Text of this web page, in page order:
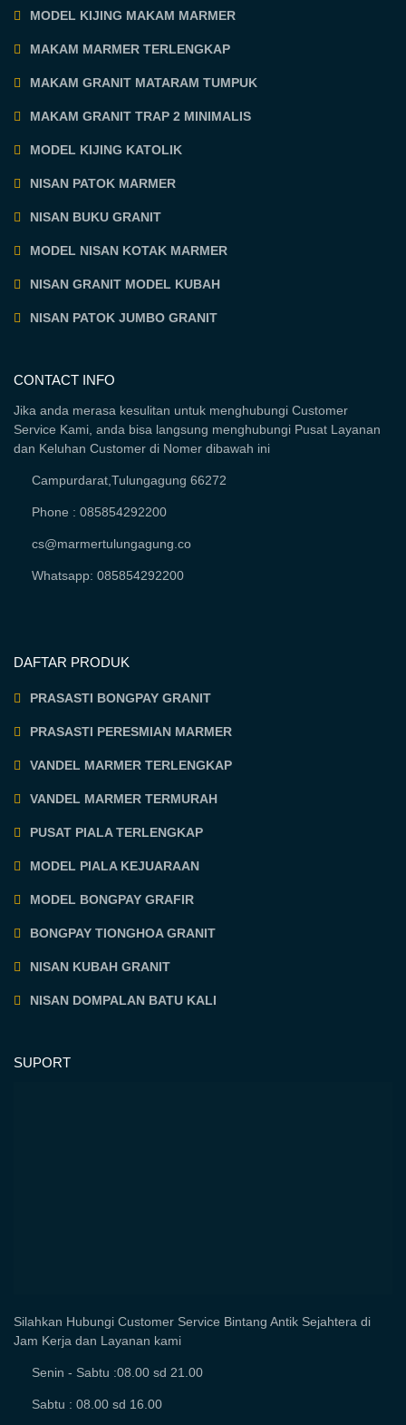
MODEL KIJING MAKAM MARMER
MAKAM MARMER TERLENGKAP
MAKAM GRANIT MATARAM TUMPUK
MAKAM GRANIT TRAP 2 MINIMALIS
MODEL KIJING KATOLIK
NISAN PATOK MARMER
NISAN BUKU GRANIT
MODEL NISAN KOTAK MARMER
NISAN GRANIT MODEL KUBAH
NISAN PATOK JUMBO GRANIT
CONTACT INFO
Jika anda merasa kesulitan untuk menghubungi Customer
Service Kami, anda bisa langsung menghubungi Pusat Layanan
dan Keluhan Customer di Nomer dibawah ini
Campurdarat,Tulungagung 66272
Phone : 085854292200
cs@marmertulungagung.co
Whatsapp: 085854292200
DAFTAR PRODUK
PRASASTI BONGPAY GRANIT
PRASASTI PERESMIAN MARMER
VANDEL MARMER TERLENGKAP
VANDEL MARMER TERMURAH
PUSAT PIALA TERLENGKAP
MODEL PIALA KEJUARAAN
MODEL BONGPAY GRAFIR
BONGPAY TIONGHOA GRANIT
NISAN KUBAH GRANIT
NISAN DOMPALAN BATU KALI
SUPORT
Silahkan Hubungi Customer Service Bintang Antik Sejahtera di
Jam Kerja dan Layanan kami
Senin - Sabtu :08.00 sd 21.00
Sabtu : 08.00 sd 16.00